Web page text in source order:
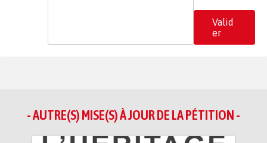
Valid
er
- AUTRE(S) MISE(S) À JOUR DE LA PÉTITION -